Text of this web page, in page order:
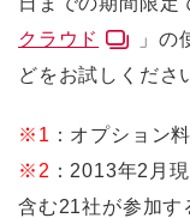
クラウド
」の
どをお試しくださ
※1 ：オプション
※2 ：2013年2月
含む21社が参加す